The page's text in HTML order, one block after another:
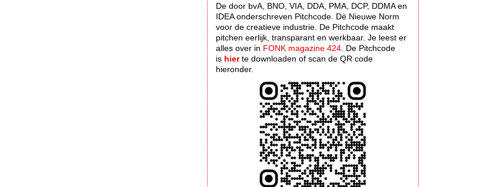
De door bvA, BNO, VIA, DDA, PMA, DCP, DDMA en
IDEA onderschreven Pitchcode. Dè Nieuwe Norm
voor de creatieve industrie. De Pitchcode maakt
pitchen eerlijk, transparant en werkbaar. Je leest er
alles over in FONK magazine 424 . De Pitchcode
is hierte downloaden of scan de QR code
hieronder.